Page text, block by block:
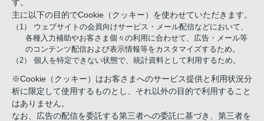
す。
主に以下の目的でCookie（クッキー）を使わせていただきます。
（1） ウェブサイトの会員向けサービス・メール配信などにおいて、
各種入力補助やお客さま個々の利用に合わせて、広告・メール等
のコンテンツ配信および表示情報等をカスタマイズするため。
（2） 個人を特定できない状態で、統計資料として利用するため。
※Cookie（クッキー）はお客さまへのサービス提供と利用状況分
析に限定して使用するものとし、それ以外の目的で利用すること
はありません。
なお、広告の配信を委託する第三者への委託に基づき、第三者を